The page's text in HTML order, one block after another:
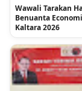
Wawali Tarakan
Benuanta
Kaltara 2026